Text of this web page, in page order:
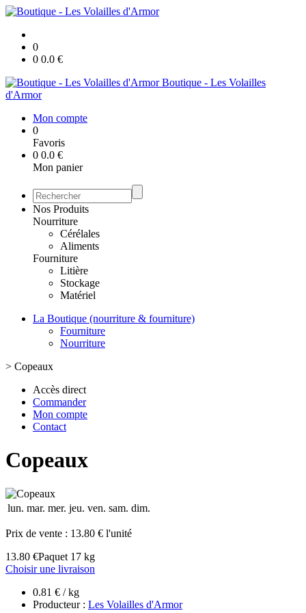
0
0 0.0 €
Boutique - Les Volailles
d'Armor
Mon compte
0
Favoris
0 0.0 €
Mon panier
Nos Produits
Nourriture
Cérélales
Aliments
Fourniture
Litière
Stockage
Matériel
La Boutique (nourriture & fourniture)
Fourniture
Nourriture
> Copeaux
Accès direct
Commander
Mon compte
Contact
Copeaux
lun. mar. mer. jeu. ven. sam. dim.
Prix de vente : 13.80 € l'unité
13.80 €Paquet 17 kg
Choisir une livraison
0.81 € / kg
Producteur : Les Volailles d'Armor